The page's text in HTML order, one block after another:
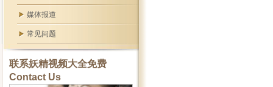
媒体报道
常见问题
联系妖精视频大全免费
Contact Us